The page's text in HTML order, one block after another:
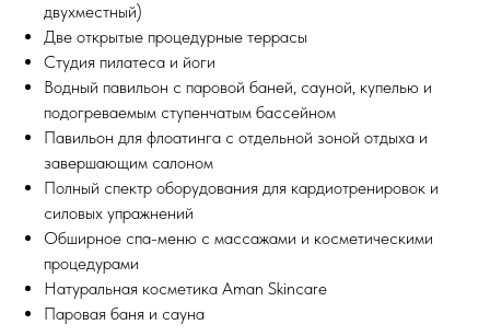
двухместный)
Две открытые процедурные террасы
Студия пилатеса и йоги
Водный павильон с паровой баней, сауной, купелью и
подогреваемым ступенчатым бассейном
Павильон для флоатинга с отдельной зоной отдыха и
завершающим салоном
Полный спектр оборудования для кардиотренировок и
силовых упражнений
Обширное спа-меню с массажами и косметическими
процедурами
Натуральная косметика Aman Skincare
Паровая баня и сауна